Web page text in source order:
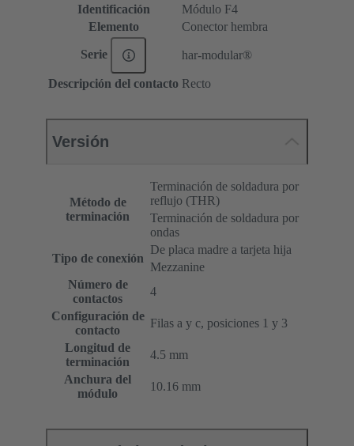
Identificación
Módulo F4
Elemento
Conector hembra
Serie har-modular®
Descripción del contacto Recto
Versión
Método de
terminación
Terminación de soldadura por
reflujo (THR)
Terminación de soldadura por
ondas
Tipo de conexión
De placa madre a tarjeta hija
Mezzanine
Número de
contactos
4
Configuración de
contacto
Filas a y c, posiciones 1 y 3
Longitud de
terminación
4.5 mm
Anchura del
módulo
10.16 mm